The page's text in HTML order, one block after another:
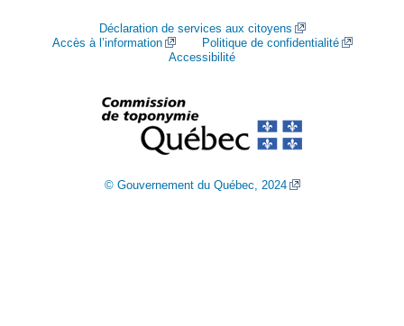
Déclaration de services aux citoyens
Accès à l’information
Politique de confidentialité
Accessibilité
© Gouvernement du Québec, 2024